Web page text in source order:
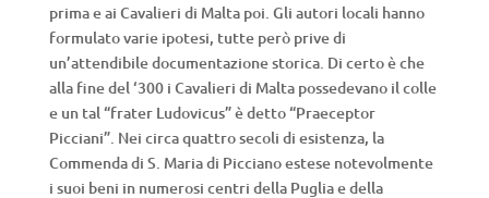
prima e ai Cavalieri di Malta poi. Gli autori locali hanno
formulato varie ipotesi, tutte però prive di
un’attendibile documentazione storica. Di certo è che
alla fine del ‘300 i Cavalieri di Malta possedevano il colle
e un tal “frater Ludovicus” è detto “Praeceptor
Picciani”. Nei circa quattro secoli di esistenza, la
Commenda di S. Maria di Picciano estese notevolmente
i suoi beni in numerosi centri della Puglia e della